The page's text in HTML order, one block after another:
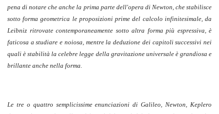
pena di notare che anche la prima parte dell'opera di Newton, che stabilisce
sotto forma geometrica le proposizioni prime del calcolo infinitesimale, da
Leibniz ritrovate contemporaneamente sotto altra forma più espressiva, è
faticosa a studiare e noiosa, mentre la deduzione dei capitoli successivi nei
quali è stabilità la celebre legge della gravitazione universale è grandiosa e
brillante anche nella forma.
Le tre o quattro semplicissime enunciazioni di Galileo, Newton, Keplero